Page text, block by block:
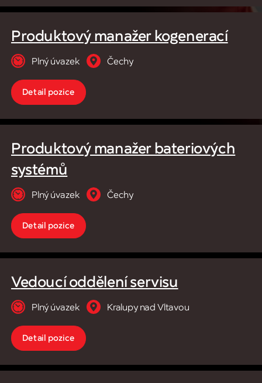
Produktový manažer kogenerací
Plný úvazek Čechy
Detail pozice
Produktový manažer bateriových
systémů
Plný úvazek Čechy
Detail pozice
Vedoucí oddělení servisu
Plný úvazek Kralupy nad Vltavou
Detail pozice